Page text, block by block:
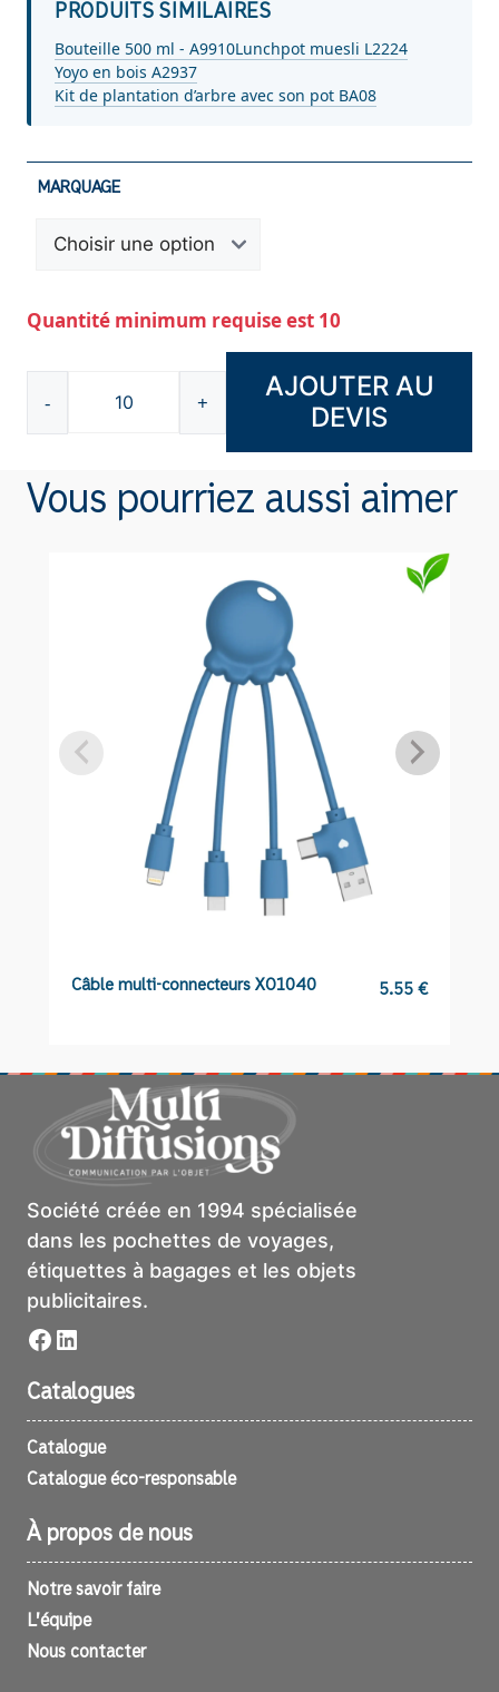
PRODUITS SIMILAIRES
Bouteille 500 ml - A9910Lunchpot muesli L2224
Yoyo en bois A2937
Kit de plantation d’arbre avec son pot BA08
MARQUAGE
Quantité minimum requise est 10
-
quantité
de
chargement
+
AJOUTER AU
DEVIS
Vous pourriez aussi aimer
Câble multi-connecteurs XO1040 5.55€
Société créée en 1994 spécialisée
dans les pochettes de voyages,
étiquettes à bagages et les objets
publicitaires.
Facebook
LinkedIn
Catalogues
Catalogue
Catalogue éco-responsable
À propos de nous
Notre savoir faire
L’équipe
Nous contacter